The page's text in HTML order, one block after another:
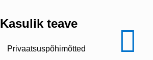
Kasulik teave
Privaatsuspõhimõtted